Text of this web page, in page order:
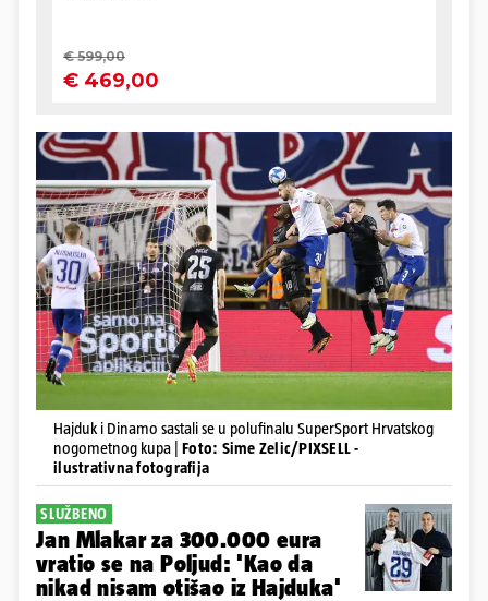
Hajduk i Dinamo sastali se u polufinalu SuperSport Hrvatskog
nogometnog kupa | Foto: Sime Zelic/PIXSELL -
ilustrativna fotografija
SLUŽBENO
Jan Mlakar za 300.000 eura
vratio se na Poljud: 'Kao da
nikad nisam otišao iz Hajduka'